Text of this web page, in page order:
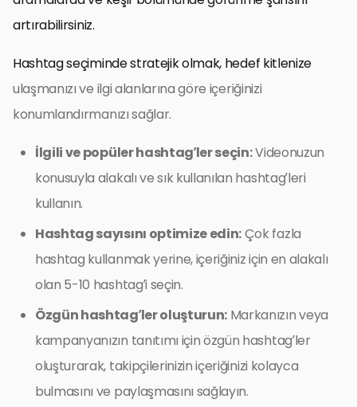
artırabilirsiniz.
Hashtag seçiminde stratejik olmak, hedef kitlenize
ulaşmanızı ve ilgi alanlarına göre içeriğinizi
konumlandırmanızı sağlar.
İlgili ve popüler hashtag’ler seçin:Videonuzun
konusuyla alakalı ve sık kullanılan hashtag’leri
kullanın.
Hashtag sayısını optimize edin:Çok fazla
hashtag kullanmak yerine, içeriğiniz için en alakalı
olan 5-10 hashtag’i seçin.
Özgün hashtag’ler oluşturun: Markanızın veya
kampanyanızın tanıtımı için özgün hashtag’ler
oluşturarak, takipçilerinizin içeriğinizi kolayca
bulmasını ve paylaşmasını sağlayın.